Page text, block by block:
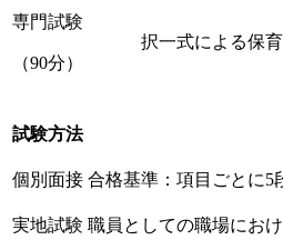
専門試験
（90分）
択一式による保
試験方法
個別面接 合格基準：項目ごとに5
実地試験 職員としての職場にお